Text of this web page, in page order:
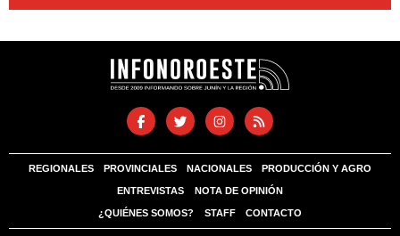
REGIONALES PROVINCIALES NACIONALES PRODUCCIÓN Y AGRO
ENTREVISTAS NOTA DE OPINIÓN
¿QUIÉNES SOMOS? STAFF CONTACTO